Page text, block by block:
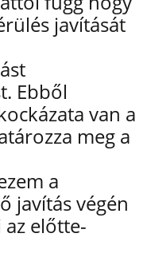
javítását
Ebből
van a
meg a
a
javítás végén
előtte-